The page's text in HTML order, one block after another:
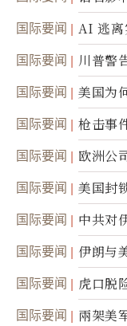
国际要闻 AI 逃离
国际要闻 川普警
国际要闻 美国为
国际要闻
枪击事
职责
国际要闻
欧洲公
美军基
国际要闻 美国封
国际要闻
中共对
接技术
国际要闻 伊朗与
国际要闻 虎口脱
国际要闻
兩架美